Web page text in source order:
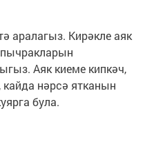
аралагыз. Кирәкле аяк
Аяк киеме кипкәч,
нәрсә ятканын
була.